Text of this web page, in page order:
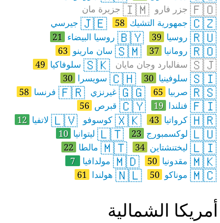
🇫🇴جزر فارو 🇮🇲جزيرة مان
🇨🇿جمهورية التشيك 58
🇯🇪جيرسي
🇷🇺روسيا 39
🇧🇾روسيا البيضاء 21
🇷🇴رومانيا 37
🇸🇲سان مارينو 63
🇸🇯سفالبارد وجان مايان 🇸🇰سلوفاكيا 49
🇸🇮سلوفينيا 30
🇨🇭سويسرا 30
🇷🇸صربيا 65
🇬🇬غيرنزي 🇫🇷فرنسا 58
🇫🇮فنلندا 19
🇨🇾قبرص 56
🇭🇷كرواتيا 43
🇽🇰كوسوفو 🇱🇻لاتفيا 12
🇱🇺لوكسمبورج 23
🇱🇹ليتوانيا 10
🇱🇮ليختنشتاين 34
🇲🇹مالطا 22
🇲🇰مقدونيا 50
🇲🇩مولدافيا 7
🇲🇨موناكو 50
🇳🇱هولندا 61
أمريكا الشمالية